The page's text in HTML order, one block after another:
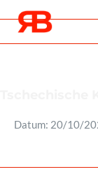
Inhalt
Datum: 20/10/